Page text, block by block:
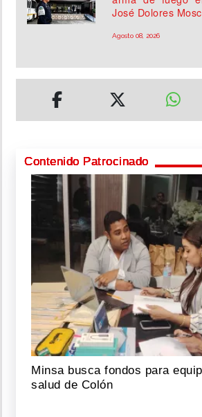
José Dolores
Agosto 08, 2026
Contenido Patrocinado
Minsa busca fondos para
salud de Colón